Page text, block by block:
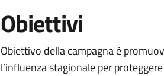
Obiettivi
Obiettivo della campagna è
l’influenza stagionale per